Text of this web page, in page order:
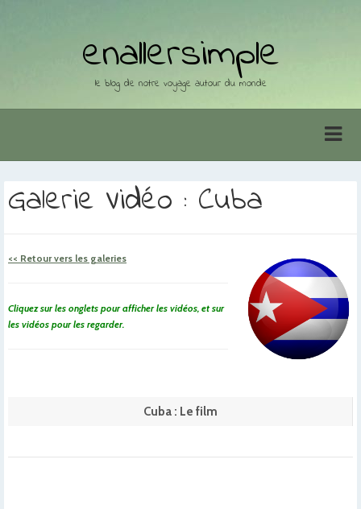
enallersimple
le blog de notre voyage autour du monde
Galerie Vidéo : Cuba
<< Retour vers les galeries
Cliquez sur les onglets pour afficher les vidéos, et sur
les vidéos pour les regarder.
Cuba : Le film